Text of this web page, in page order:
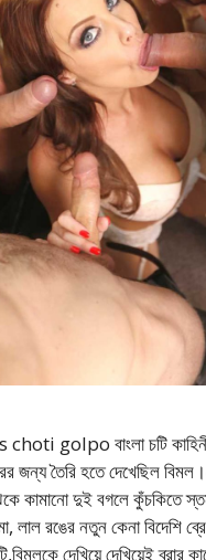
golpo বাংলা চটি কাহিনী
জন্য তৈরি হতে দেখেছিল
কামানো দুই বগলে কুঁচকিতে
লাল রঙের নতুন কেনা বিদেশি
দেখিয়ে দেখিয়েই ব্রার